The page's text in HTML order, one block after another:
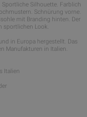
Sportliche Silhouette. Farblich
Schnürung vorne.
mit Branding hinten. Der
sportlichen Look.
in Europa hergestellt. Das
Manufakturen in Italien.
Italien